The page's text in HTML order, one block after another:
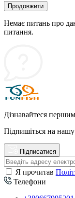
Продовжити
Немає питань про
питання.
Дізнавайтеся
Підпишіться на
Підписатися
Я прочитав
Телефони